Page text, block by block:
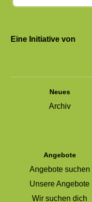
Eine Initiative von
Neues
Archiv
Angebote
Angebote suchen
Unsere Angebote
Wir suchen dich